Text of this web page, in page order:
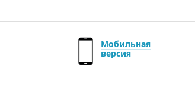
Мобильная
версия